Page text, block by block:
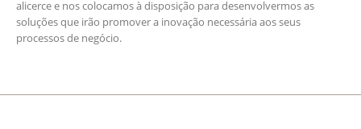
alicerce e nos colocamos à disposição para desenvolvermos as
soluções que irão promover a inovação necessária aos seus
processos de negócio.